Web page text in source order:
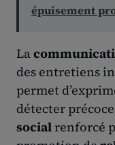
épuisement
La
des entretiens
permet
détecter
socialrenforcé